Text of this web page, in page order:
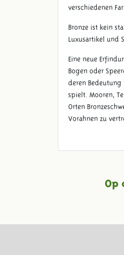
verschiedenen
Bronze ist kein
Luxusartikel und
Eine neue
Bogen oder
deren
spielt. Mooren,
Orten
Vorahnen zu
Op